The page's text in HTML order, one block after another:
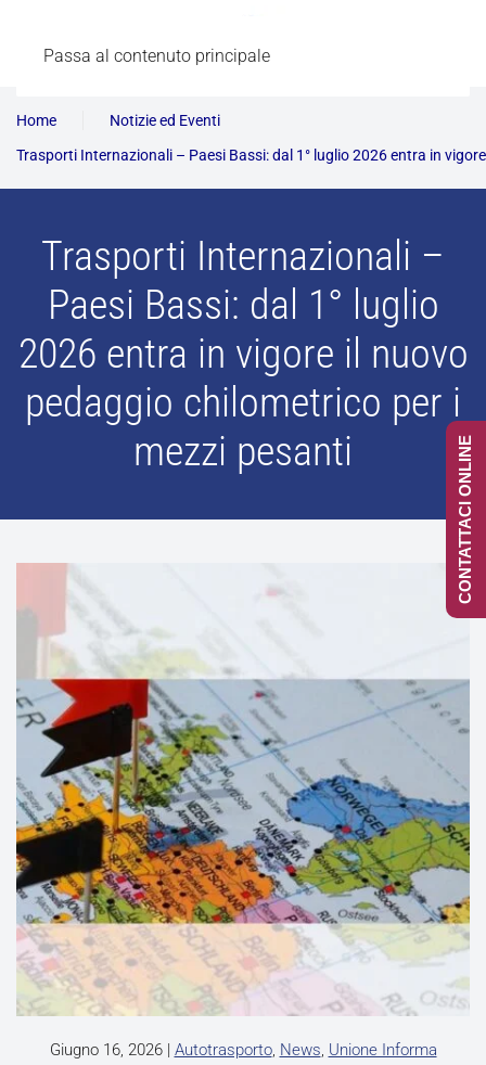
Passa al contenuto principale
Home
Notizie ed Eventi
Trasporti Internazionali – Paesi Bassi: dal 1° luglio 2026 entra in
Trasporti Internazionali –
Paesi Bassi: dal 1° luglio
2026 entra in vigore il nuovo
pedaggio chilometrico per i
mezzi pesanti
Giugno 16, 2026| Autotrasporto, News, Unione Informa
CONTATTACI ONLINE